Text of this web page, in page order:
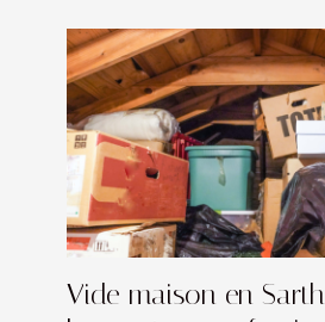
Vide maison en